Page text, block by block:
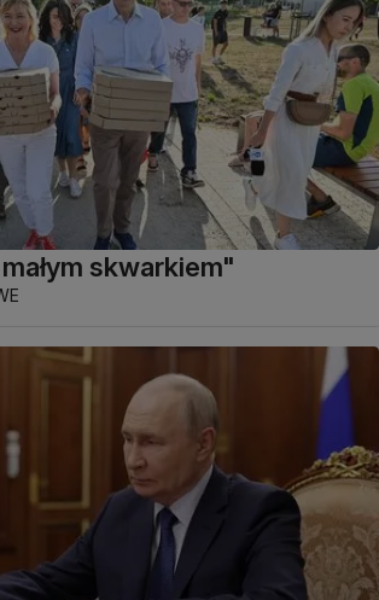
skwarkiem"